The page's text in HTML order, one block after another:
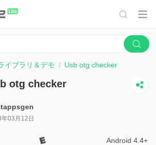
イブラリ＆デモ Usb otg checker
otg checker
03月12日
Android 4.4+